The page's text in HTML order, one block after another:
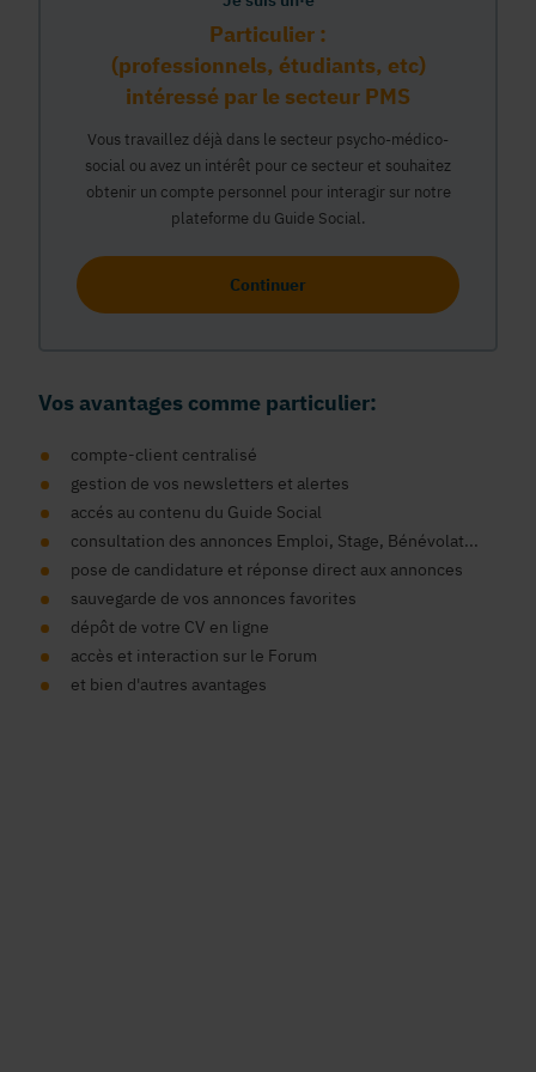
Particulier :
(professionnels, étudiants, etc)
intéressé par le secteur PMS
Vous travaillez déjà dans le secteur psycho-médico-
social ou avez un intérêt pour ce secteur et souhaitez
obtenir un compte personnel pour interagir sur notre
plateforme du Guide Social.
Continuer
Vos avantages comme particulier:
compte-client centralisé
gestion de vos newsletters et alertes
accés au contenu du Guide Social
consultation des annonces Emploi, Stage, Bénévolat...
pose de candidature et réponse direct aux annonces
sauvegarde de vos annonces favorites
dépôt de votre CV en ligne
accès et interaction sur le Forum
et bien d'autres avantages